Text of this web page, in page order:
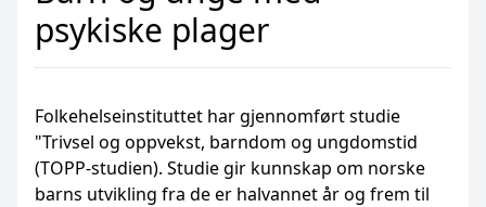
psykiske plager
Folkehelseinstituttet har gjennomført studie
"Trivsel og oppvekst, barndom og ungdomstid
(TOPP-studien). Studie gir kunnskap om norske
barns utvikling fra de er halvannet år og frem til